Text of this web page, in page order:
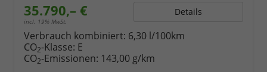
35.790,– €
incl. 19% MwSt.
Details
Verbrauch kombiniert: 6,30 l/100km
CO2-Klasse: E
CO2-Emissionen: 143,00 g/km